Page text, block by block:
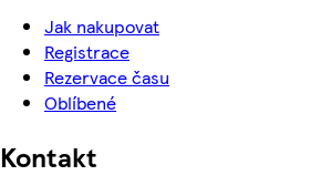
Jak nakupovat
Registrace
Rezervace času
Oblíbené
Kontakt